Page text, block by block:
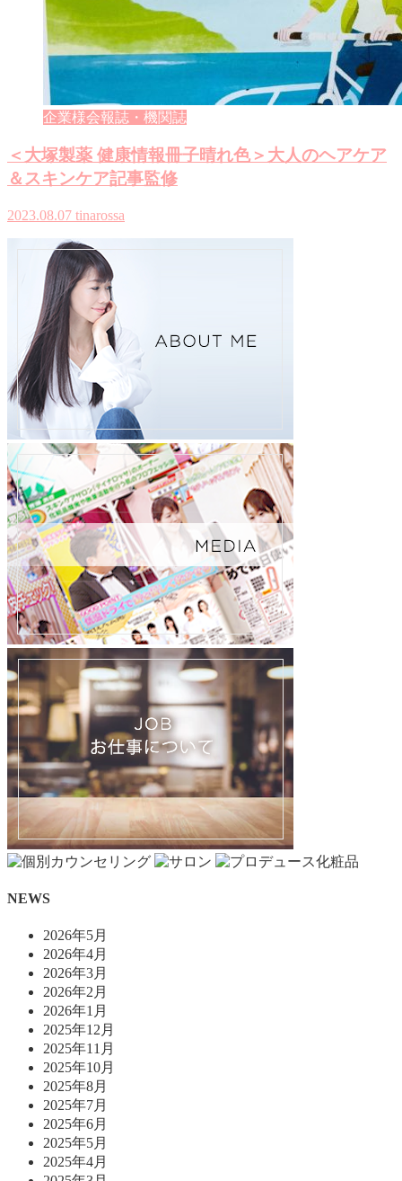
企業様会報誌・機関誌
＜大塚製薬 健康情報冊子晴れ色＞大人のヘアケア
＆スキンケア記事監修
2023.08.07 tinarossa
NEWS
2026年5月
2026年4月
2026年3月
2026年2月
2026年1月
2025年12月
2025年11月
2025年10月
2025年8月
2025年7月
2025年6月
2025年5月
2025年4月